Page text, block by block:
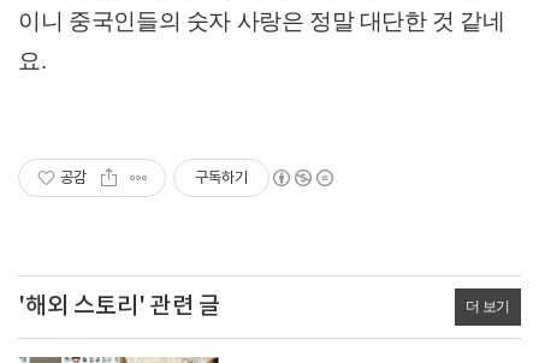
이니 중국인들의 숫자 사랑은 정말 대단한 것 같네
요.
공감 구독하기
'해외 스토리' 관련 글 더 보기